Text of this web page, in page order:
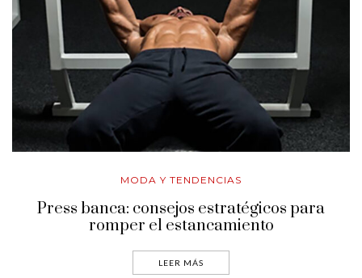
MODA Y TENDENCIAS
Press banca: consejos estratégicos para
romper el estancamiento
LEER MÁS